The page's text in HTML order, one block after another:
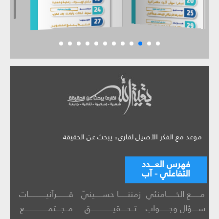
موعد مع الفكر الأصيل لقارىء يبحث عن الحقيقة
فهرس العـــدد
التفاعلي - آب
مــــــع الخــــــامنئي زمننــــــا حســـــينيّ
قــــــــرآنيــــــــــــات
ســــؤال وجــــــواب
تــحــــقيـــــــــــــــق مــجـــتمــــــــــــــــع